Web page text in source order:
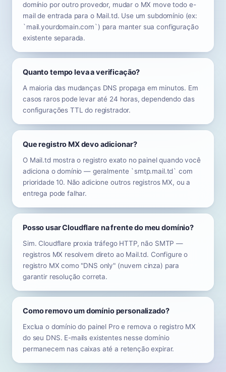
domínio por outro provedor, mudar o MX move todo e-
mail de entrada para o Mail.td. Use um subdomínio (ex:
`mail.yourdomain.com`) para manter sua configuração
existente separada.
Quanto tempo leva a verificação?
A maioria das mudanças DNS propaga em minutos. Em
casos raros pode levar até 24 horas, dependendo das
configurações TTL do registrador.
Que registro MX devo adicionar?
O Mail.td mostra o registro exato no painel quando você
adiciona o domínio — geralmente `smtp.mail.td` com
prioridade 10. Não adicione outros registros MX, ou a
entrega pode falhar.
Posso usar Cloudflare na frente do meu domínio?
Sim. Cloudflare proxia tráfego HTTP, não SMTP —
registros MX resolvem direto ao Mail.td. Configure o
registro MX como "DNS only" (nuvem cinza) para
garantir resolução correta.
Como removo um domínio personalizado?
Exclua o domínio do painel Pro e remova o registro MX
do seu DNS. E-mails existentes nesse domínio
permanecem nas caixas até a retenção expirar.